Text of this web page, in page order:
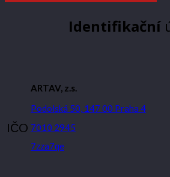
Identifikační
ARTAV, z.s.
Podolská 50, 147 00 Praha 4
IČO 7010 2945
7zza7qe